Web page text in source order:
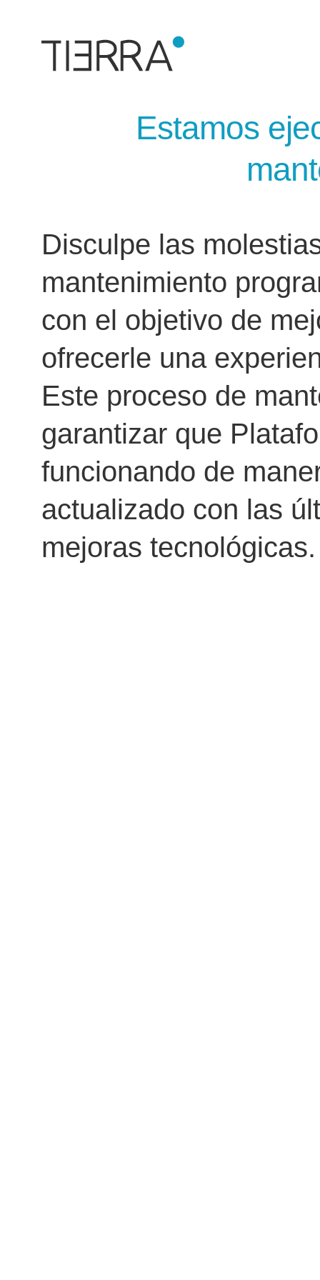
Estamos
Disculpe las
mantenimiento
con el objetivo de
ofrecerle una
Este proceso de
garantizar que
funcionando de
actualizado con las
mejoras tecnológicas.